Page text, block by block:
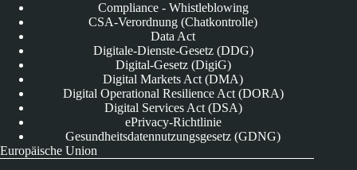
Compliance - Whistleblowing
CSA-Verordnung (Chatkontrolle)
Data Act
Digitale-Dienste-Gesetz (DDG)
Digital-Gesetz (DigiG)
Digital Markets Act (DMA)
Digital Operational Resilience Act (DORA)
Digital Services Act (DSA)
ePrivacy-Richtlinie
Gesundheitsdatennutzungsgesetz (GDNG)
Europäische Union